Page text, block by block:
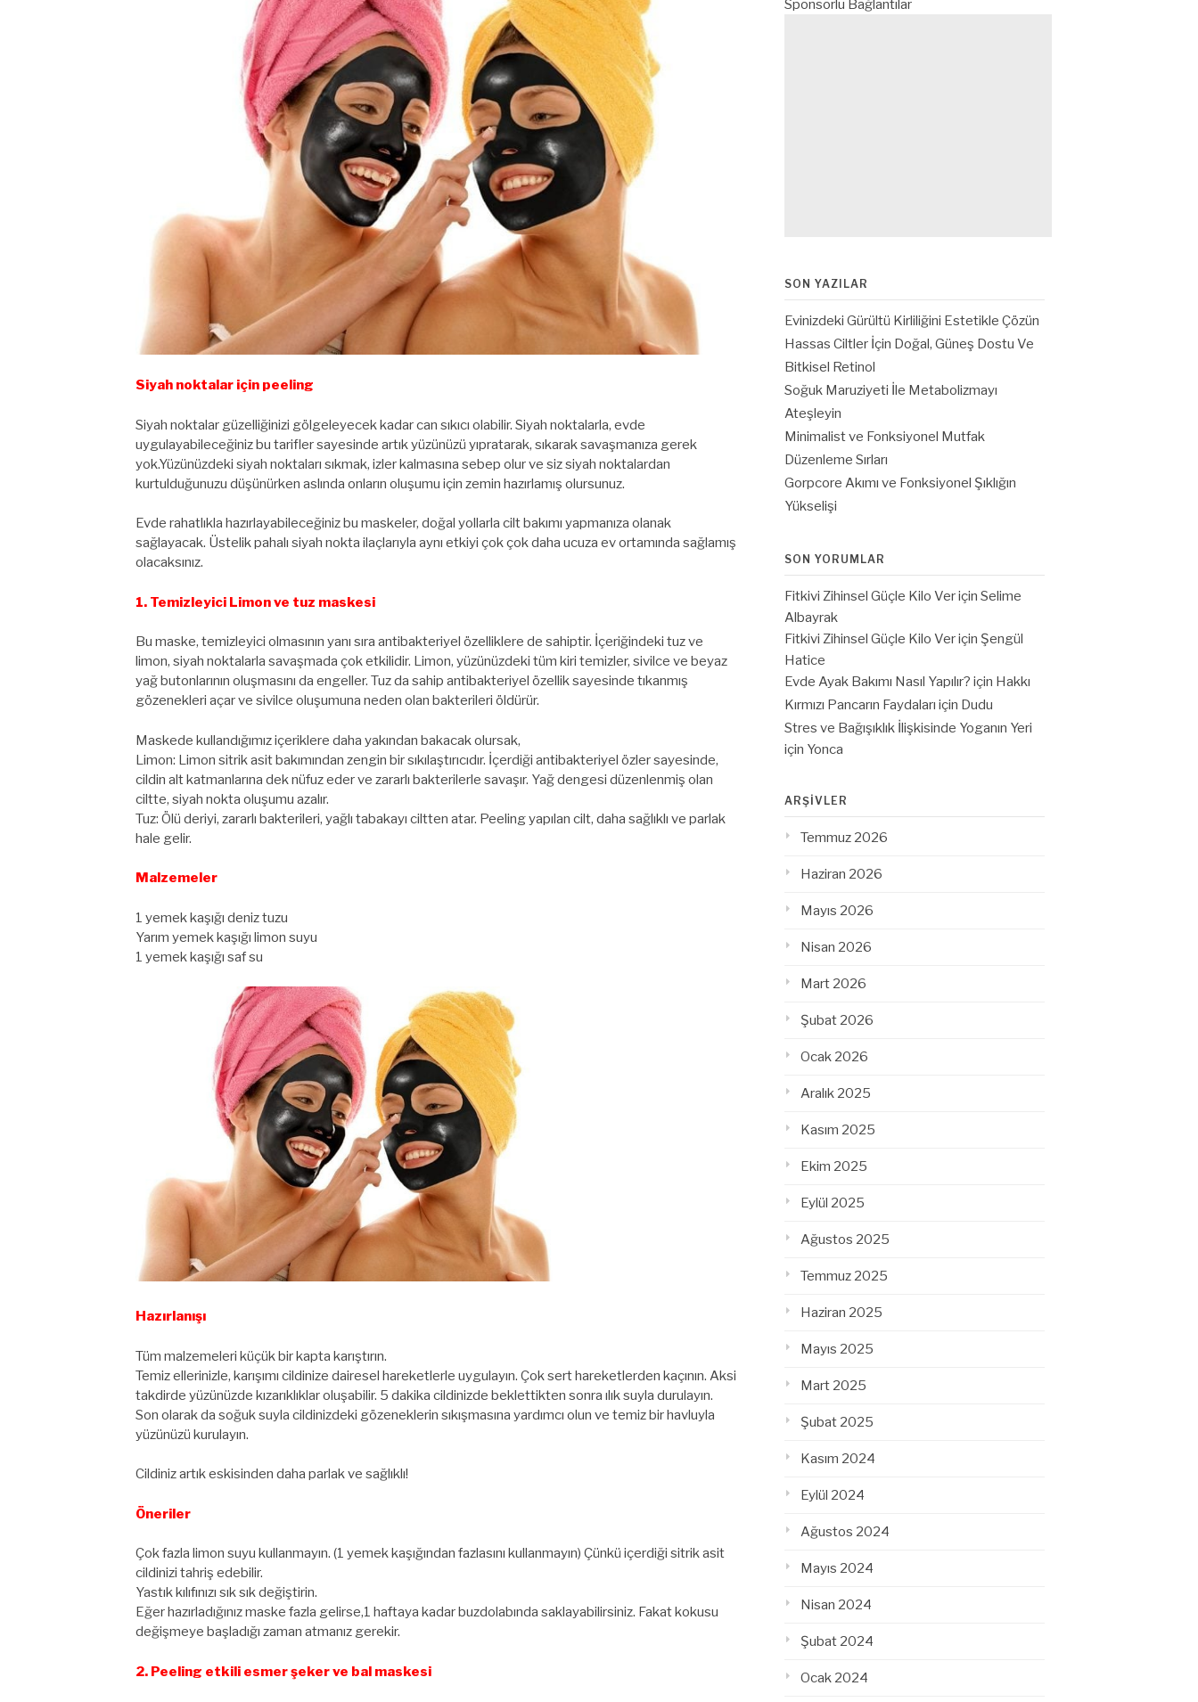
Siyah noktalar için peeling
Siyah noktalar güzelliğinizi gölgeleyecek kadar can sıkıcı olabilir. Siyah noktalarla, evde
uygulayabileceğiniz bu tarifler sayesinde artık yüzünüzü yıpratarak, sıkarak savaşmanıza gerek
yok.Yüzünüzdeki siyah noktaları sıkmak, izler kalmasına sebep olur ve siz siyah noktalardan
kurtulduğunuzu düşünürken aslında onların oluşumu için zemin hazırlamış olursunuz.
Evde rahatlıkla hazırlayabileceğiniz bu maskeler, doğal yollarla cilt bakımı yapmanıza olanak
sağlayacak. Üstelik pahalı siyah nokta ilaçlarıyla aynı etkiyi çok çok daha ucuza ev ortamında sağlamış
olacaksınız.
1. Temizleyici Limon ve tuz maskesi
Bu maske, temizleyici olmasının yanı sıra antibakteriyel özelliklere de sahiptir. İçeriğindeki tuz ve
limon, siyah noktalarla savaşmada çok etkilidir. Limon, yüzünüzdeki tüm kiri temizler, sivilce ve beyaz
yağ butonlarının oluşmasını da engeller. Tuz da sahip antibakteriyel özellik sayesinde tıkanmış
gözenekleri açar ve sivilce oluşumuna neden olan bakterileri öldürür.
Maskede kullandığımız içeriklere daha yakından bakacak olursak,
Limon: Limon sitrik asit bakımından zengin bir sıkılaştırıcıdır. İçerdiği antibakteriyel özler sayesinde,
cildin alt katmanlarına dek nüfuz eder ve zararlı bakterilerle savaşır. Yağ dengesi düzenlenmiş olan
ciltte, siyah nokta oluşumu azalır.
Tuz: Ölü deriyi, zararlı bakterileri, yağlı tabakayı ciltten atar. Peeling yapılan cilt, daha sağlıklı ve parlak
hale gelir.
Malzemeler
1 yemek kaşığı deniz tuzu
Yarım yemek kaşığı limon suyu
1 yemek kaşığı saf su
Hazırlanışı
Tüm malzemeleri küçük bir kapta karıştırın.
Temiz ellerinizle, karışımı cildinize dairesel hareketlerle uygulayın. Çok sert hareketlerden kaçının. Aksi
takdirde yüzünüzde kızarıklıklar oluşabilir. 5 dakika cildinizde beklettikten sonra ılık suyla durulayın.
Son olarak da soğuk suyla cildinizdeki gözeneklerin sıkışmasına yardımcı olun ve temiz bir havluyla
yüzünüzü kurulayın.
Cildiniz artık eskisinden daha parlak ve sağlıklı!
Öneriler
Çok fazla limon suyu kullanmayın. (1 yemek kaşığından fazlasını kullanmayın) Çünkü içerdiği sitrik asit
cildinizi tahriş edebilir.
Yastık kılıfınızı sık sık değiştirin.
Eğer hazırladığınız maske fazla gelirse,1 haftaya kadar buzdolabında saklayabilirsiniz. Fakat kokusu
değişmeye başladığı zaman atmanız gerekir.
2. Peeling etkili esmer şeker ve bal maskesi
Sponsorlu Bağlantılar
SON YAZILAR
Evinizdeki Gürültü Kirliliğini Estetikle Çözün
Hassas Ciltler İçin Doğal, Güneş Dostu Ve
Bitkisel Retinol
Soğuk Maruziyeti İle Metabolizmayı
Ateşleyin
Minimalist ve Fonksiyonel Mutfak
Düzenleme Sırları
Gorpcore Akımı ve Fonksiyonel Şıklığın
Yükselişi
SON YORUMLAR
Fitkivi Zihinsel Güçle Kilo Veriçin Selime
Albayrak
Fitkivi Zihinsel Güçle Kilo Veriçin Şengül
Hatice
Evde Ayak Bakımı Nasıl Yapılır? için Hakkı
Kırmızı Pancarın Faydaları için Dudu
Stres ve Bağışıklık İlişkisinde Yoganın Yeri
için Yonca
ARŞIVLER
Temmuz 2026
Haziran 2026
Mayıs 2026
Nisan 2026
Mart 2026
Şubat 2026
Ocak 2026
Aralık 2025
Kasım 2025
Ekim 2025
Eylül 2025
Ağustos 2025
Temmuz 2025
Haziran 2025
Mayıs 2025
Mart 2025
Şubat 2025
Kasım 2024
Eylül 2024
Ağustos 2024
Mayıs 2024
Nisan 2024
Şubat 2024
Ocak 2024